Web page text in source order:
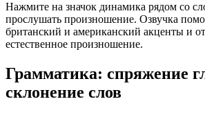
Нажмите на значок динамика рядом со
прослушать произношение. Озвучка
британский и американский акценты и
естественное произношение.
Грамматика: спряжение
склонение слов